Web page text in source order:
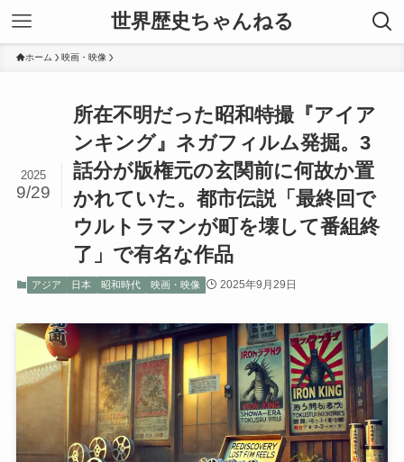
世界歴史ちゃんねる
ホーム 映画・映像
所在不明だった昭和特撮『アイア
ンキング』ネガフィルム発掘。3
話分が版権元の玄関前に何故か置
かれていた。都市伝説「最終回で
ウルトラマンが町を壊して番組終
了」で有名な作品
2025
9/29
アジア 日本 昭和時代 映画・映像 2025年9月29日